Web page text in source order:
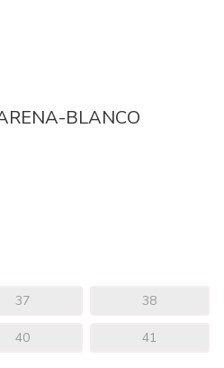
BLANCO
37 38
40 41